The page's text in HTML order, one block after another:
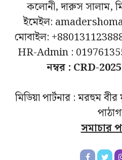
কলোনী, দারুস সালাম,
ইমেইল:
মোবাইল:
HR-Admin :
নম্বর : CRD-
মিডিয়া পার্টনার : মরহুম
সমাচার